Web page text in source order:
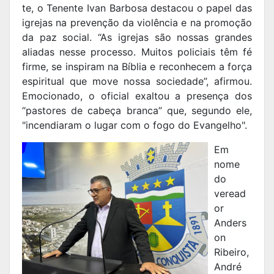
te, o Tenente Ivan Barbosa destacou o papel das
igrejas na prevenção da violência e na promoção
da paz social. “As igrejas são nossas grandes
aliadas nesse processo. Muitos policiais têm fé
firme, se inspiram na Bíblia e reconhecem a força
espiritual que move nossa sociedade”, afirmou.
Emocionado, o oficial exaltou a presença dos
“pastores de cabeça branca” que, segundo ele,
"incendiaram o lugar com o fogo do Evangelho".
Em
nome
do
veread
or
Anders
on
Ribeiro,
André